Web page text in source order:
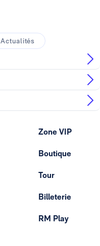
Actualités
Zone VIP
Boutique
Tour
Billeterie
RM Play